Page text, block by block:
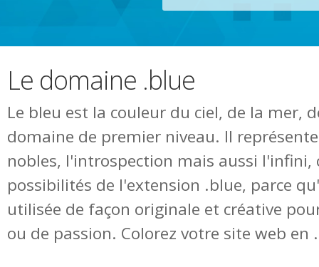
Le domaine .blue
Le bleu est la couleur du ciel, de la mer,
domaine de premier niveau. Il
nobles, l'introspection mais aussi l'infini,
possibilités de l'extension .blue, parce
utilisée de façon originale et créative
ou de passion. Colorez votre site web en